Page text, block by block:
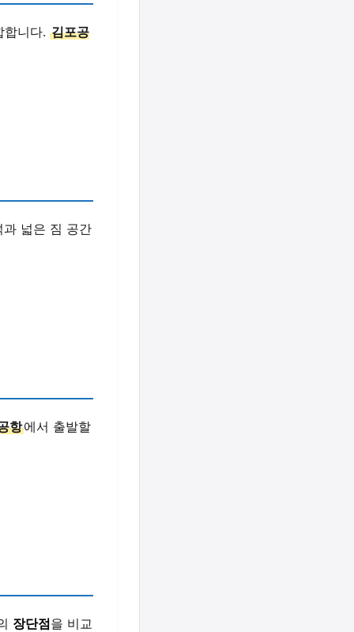
니다. 김포공
과 넓은 짐 공간
항에서 출발할
장단점을 비교